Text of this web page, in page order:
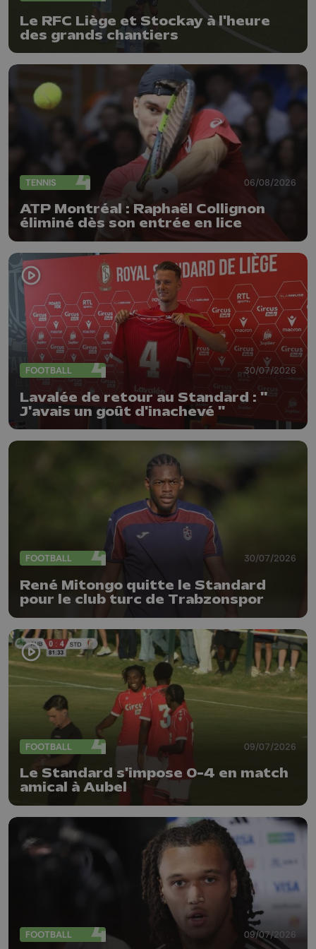
Le RFC Liège et Stockay à l'heure
des grands chantiers
TENNIS 06/08/2026
ATP Montréal : Raphaël Collignon
éliminé dès son entrée en lice
FOOTBALL 30/07/2026
Lavalée de retour au Standard : "
J'avais un goût d'inachevé "
FOOTBALL 30/07/2026
René Mitongo quitte le Standard
pour le club turc de Trabzonspor
FOOTBALL 09/07/2026
Le Standard s'impose 0-4 en match
amical à Aubel
FOOTBALL 09/07/2026